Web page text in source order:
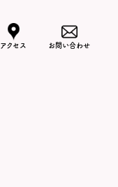
アクセス お問い合わせ